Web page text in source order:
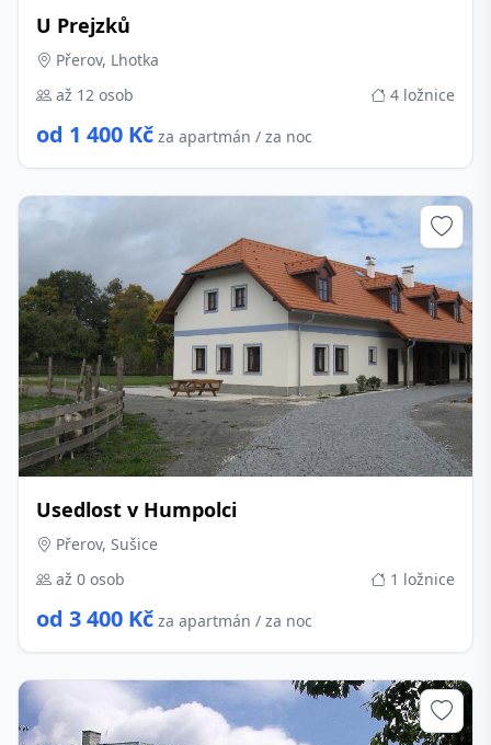
U Prejzků
Přerov, Lhotka
až 12 osob
4 ložnice
od 1 400 Kč za apartmán / za noc
Usedlost v Humpolci
Přerov, Sušice
až 0 osob
1 ložnice
od 3 400 Kč za apartmán / za noc